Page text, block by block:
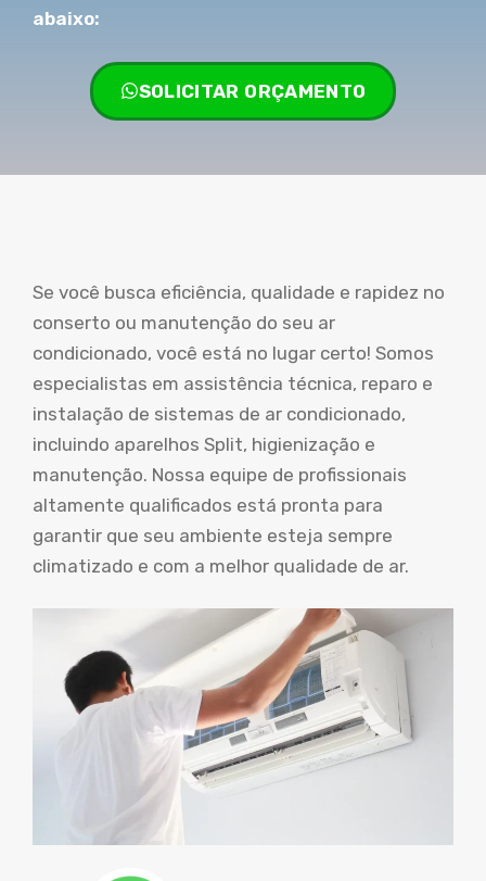
abaixo:
SOLICITAR ORÇAMENTO
Se você busca eficiência, qualidade e rapidez no
conserto ou manutenção do seu ar
condicionado, você está no lugar certo! Somos
especialistas em assistência técnica, reparo e
instalação de sistemas de ar condicionado,
incluindo aparelhos Split, higienização e
manutenção. Nossa equipe de profissionais
altamente qualificados está pronta para
garantir que seu ambiente esteja sempre
climatizado e com a melhor qualidade de ar.